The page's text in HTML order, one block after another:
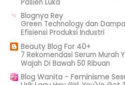
Pasien Luka
Blognya Rey
Green Technology dan
Efisiensi Produksi Industri
Beauty Blog For 40+
7 Rekomendasi Serum Murah
Wajah Di Bawah 50 Ribuan
Blog Wanita - Feminisme